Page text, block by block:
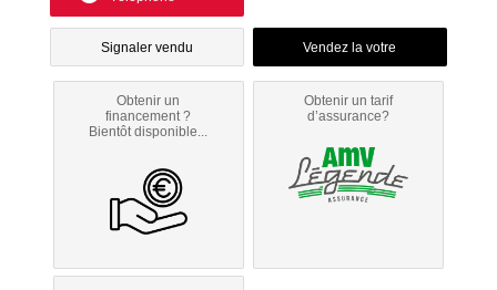
Signaler vendu
Obtenir un
financement ?
Bientôt disponible...
Obtenir un tarif
d’assurance?